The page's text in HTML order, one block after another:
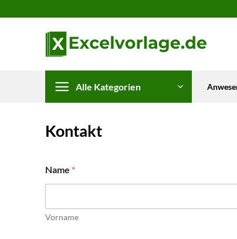
Inhalt
Alle Kategorien
Kontakt
Name *
Vorname